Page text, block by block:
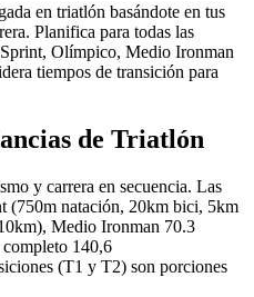
en triatlón basándote en tus
Planifica para todas las
Olímpico, Medio Ironman
tiempos de transición para
de Triatlón
y carrera en secuencia. Las
(750m natación, 20km bici, 5km
Medio Ironman 70.3
140,6
(T1 y T2) son porciones